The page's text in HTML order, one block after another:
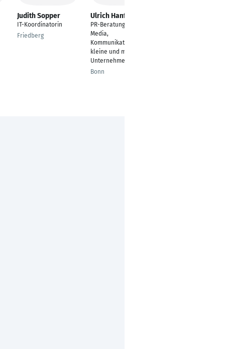
Judith Sopper
IT-Koordinatorin
Friedberg
Ulrich Hanfeld
PR-Beratung, Social
Media,
Kommunikation für
kleine und mittlere
Unternehmen
Bonn